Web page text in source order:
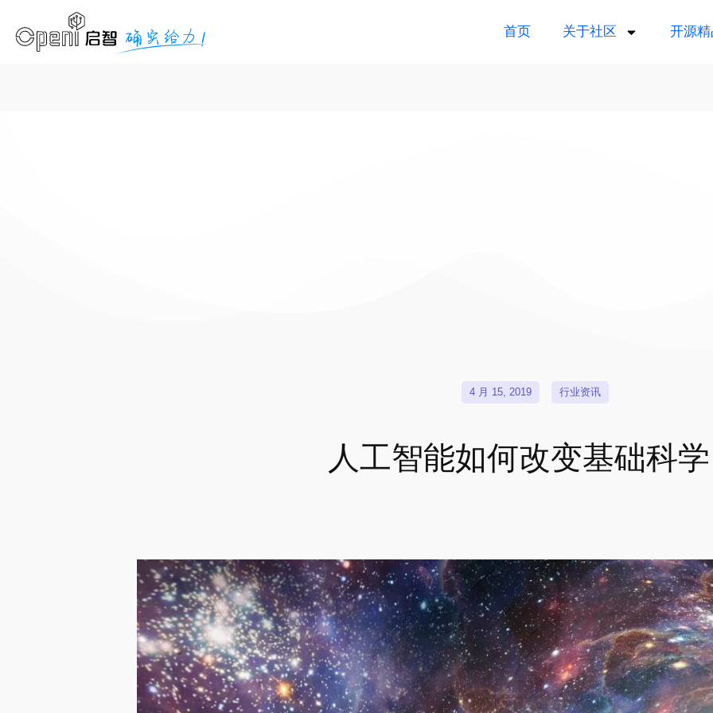
首页 关于社区 开源
4 月 15, 2019 行业资讯
人工智能如何改变基础科